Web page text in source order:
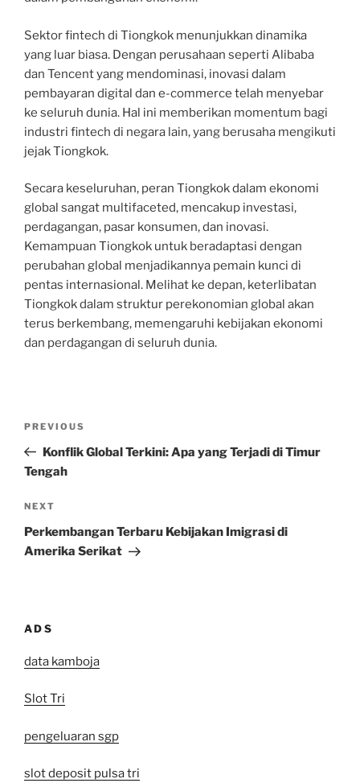
Sektor fintech di Tiongkok menunjukkan dinamika
yang luar biasa. Dengan perusahaan seperti Alibaba
dan Tencent yang mendominasi, inovasi dalam
pembayaran digital dan e-commerce telah menyebar
ke seluruh dunia. Hal ini memberikan momentum bagi
industri fintech di negara lain, yang berusaha mengikuti
jejak Tiongkok.
Secara keseluruhan, peran Tiongkok dalam ekonomi
global sangat multifaceted, mencakup investasi,
perdagangan, pasar konsumen, dan inovasi.
Kemampuan Tiongkok untuk beradaptasi dengan
perubahan global menjadikannya pemain kunci di
pentas internasional. Melihat ke depan, keterlibatan
Tiongkok dalam struktur perekonomian global akan
terus berkembang, memengaruhi kebijakan ekonomi
dan perdagangan di seluruh dunia.
Previous
Post
PREVIOUS
Konflik Global Terkini: Apa yang Terjadi di Timur
Tengah
Next
Post
NEXT
Perkembangan Terbaru Kebijakan Imigrasi di
Amerika Serikat
ADS
data kamboja
Slot Tri
pengeluaran sgp
slot deposit pulsa tri